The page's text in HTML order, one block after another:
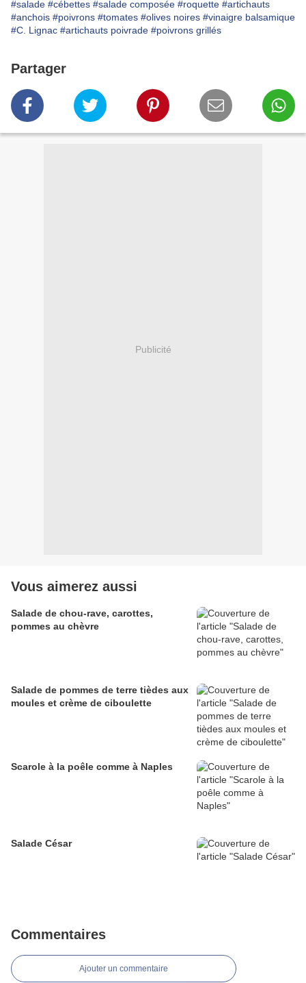
#salade #cébettes #salade composée #roquette #artichauts
#anchois #poivrons #tomates #olives noires #vinaigre balsamique
#C. Lignac #artichauts poivrade #poivrons grillés
Partager
Publicité
Vous aimerez aussi
Salade de chou-rave, carottes,
pommes au chèvre
Salade de pommes de terre tièdes aux
moules et crème de ciboulette
Scarole à la poêle comme à Naples
Salade César
Commentaires
Ajouter un commentaire